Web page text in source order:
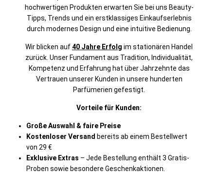
hochwertigen Produkten erwarten Sie bei uns Beauty-
Tipps, Trends und ein erstklassiges Einkaufserlebnis
durch modernes Design und eine intuitive Bedienung.
Wir blicken auf40 Jahre Erfolg im stationären Handel
zurück. Unser Fundament aus Tradition, Individualität,
Kompetenz und Erfahrung hat über Jahrzehnte das
Vertrauen unserer Kunden in unsere hunderten
Parfümerien gefestigt.
Vorteile für Kunden:
Große Auswahl & faire Preise
Kostenloser Versand bereits ab einem Bestellwert
von 29 €
Exklusive Extras – Jede Bestellung enthält 3 Gratis-
Proben sowie besondere Geschenkaktionen.